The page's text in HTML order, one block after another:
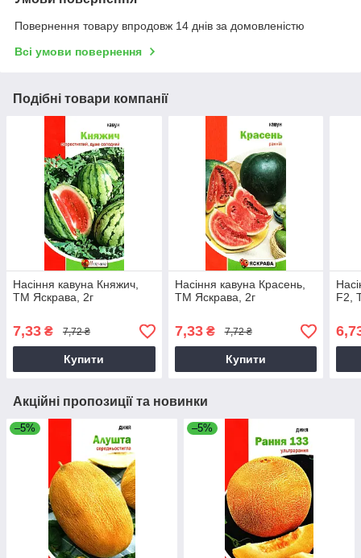
Повернення товару впродовж 14 днів за домовленістю
Всі умови повернення
Подібні товари компанії
Насіння кавуна Княжич,
ТМ Яскрава, 2г
7,33 ₴ 7,72 ₴
Купити
Насіння кавуна Красень,
ТМ Яскрава, 2г
7,33₴ 7,72 ₴
Купити
F2,
Акційні пропозиції та новинки
–5% –5%